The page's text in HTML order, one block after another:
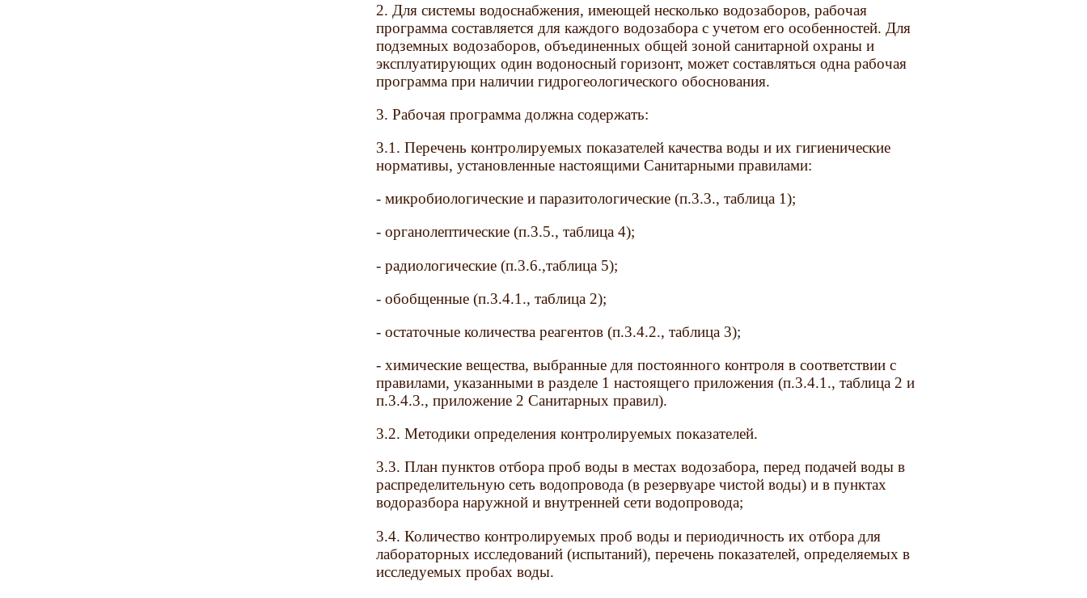
2. Для системы водоснабжения, имеющей несколько водозаборов, рабочая
программа составляется для каждого водозабора с учетом его особенностей. Для
подземных водозаборов, объединенных общей зоной санитарной охраны и
эксплуатирующих один водоносный горизонт, может составляться одна рабочая
программа при наличии гидрогеологического обоснования.
3. Рабочая программа должна содержать:
3.1. Перечень контролируемых показателей качества воды и их гигиенические
нормативы, установленные настоящими Санитарными правилами:
- микробиологические и паразитологические (п.3.3., таблица 1);
- органолептические (п.3.5., таблица 4);
- радиологические (п.3.6.,таблица 5);
- обобщенные (п.3.4.1., таблица 2);
- остаточные количества реагентов (п.3.4.2., таблица 3);
- химические вещества, выбранные для постоянного контроля в соответствии с
правилами, указанными в разделе 1 настоящего приложения (п.3.4.1., таблица 2 и
п.3.4.3., приложение 2 Санитарных правил).
3.2. Методики определения контролируемых показателей.
3.3. План пунктов отбора проб воды в местах водозабора, перед подачей воды в
распределительную сеть водопровода (в резервуаре чистой воды) и в пунктах
водоразбора наружной и внутренней сети водопровода;
3.4. Количество контролируемых проб воды и периодичность их отбора для
лабораторных исследований (испытаний), перечень показателей, определяемых в
исследуемых пробах воды.